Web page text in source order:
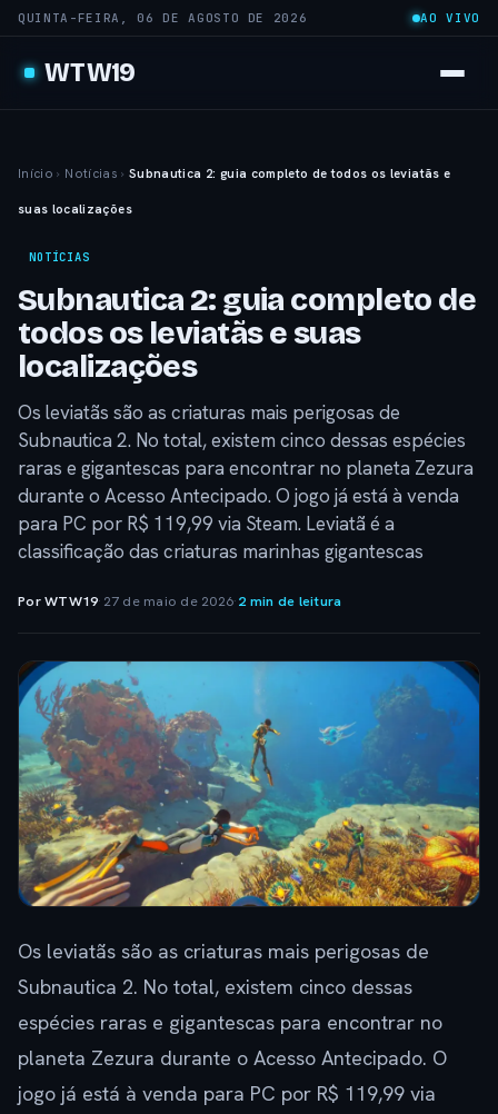
QUINTA-FEIRA, 06 DE AGOSTO DE 2026 AO VIVO
WTW19
Início › Notícias › Subnautica 2: guia completo de todos os leviatãs e
suas localizações
NOTÍCIAS
Subnautica 2: guia completo de
todos os leviatãs e suas
localizações
Os leviatãs são as criaturas mais perigosas de
Subnautica 2. No total, existem cinco dessas espécies
raras e gigantescas para encontrar no planeta Zezura
durante o Acesso Antecipado. O jogo já está à venda
para PC por R$ 119,99 via Steam. Leviatã é a
classificação das criaturas marinhas gigantescas
Por WTW19· 27 de maio de 2026·2 min de leitura
Os leviatãs são as criaturas mais perigosas de
Subnautica 2. No total, existem cinco dessas
espécies raras e gigantescas para encontrar no
planeta Zezura durante o Acesso Antecipado. O
jogo já está à venda para PC por R$ 119,99 via